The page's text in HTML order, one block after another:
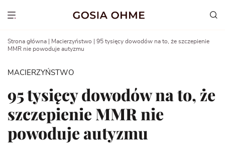
Show menu
Strona główna Macierzyństwo
95 tysięcy dowodów na to, że szczepienie
MMR nie powoduje autyzmu
MACIERZYŃSTWO
95 tysięcy dowodów na to, że
szczepienie MMR nie
powoduje autyzmu